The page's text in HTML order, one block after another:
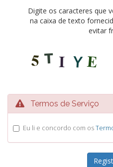
Digite os caracteres que
na caixa de texto
evitar
Termos de Serviço
Eu li e concordo com os